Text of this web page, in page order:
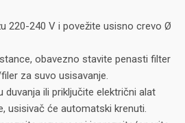
220-240 V i povežite usisno crevo Ø
obavezno stavite penasti filter
za suvo usisavanje.
duvanja ili priključite električni alat
usisivač će automatski krenuti.